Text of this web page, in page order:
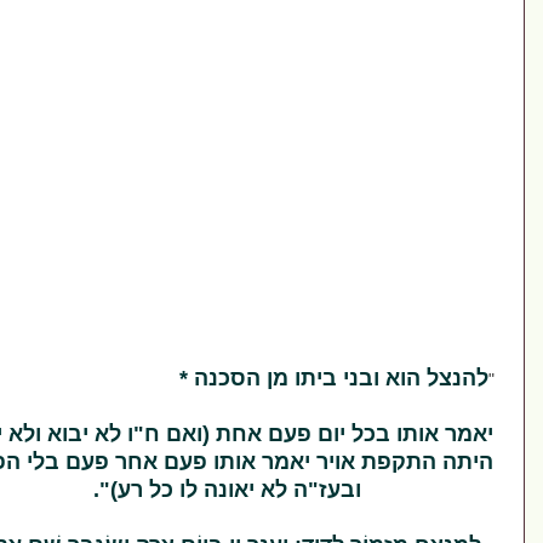
הוא ובני ביתו מן הסכנה *
בכל יום פעם אחת (ואם ח"ו לא יבוא ולא יהיה
אויר יאמר אותו פעם אחר פעם בלי הפסק
ובעז"ה לא יאונה לו כל רע)".